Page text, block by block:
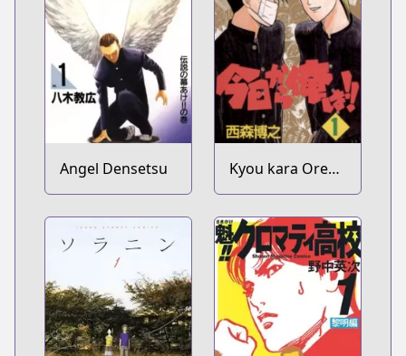
Angel Densetsu
Kyou kara Ore
wa!!